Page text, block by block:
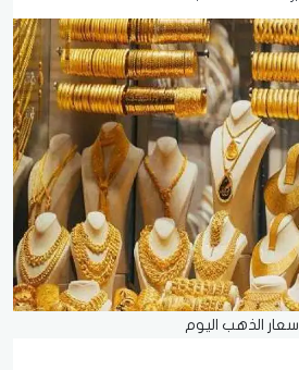
أسعار الذهب اليوم